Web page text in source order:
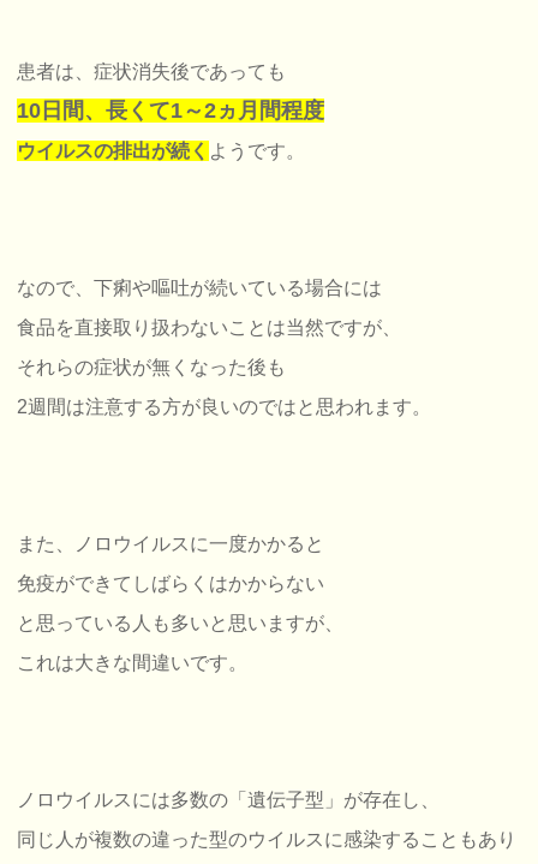
患者は、症状消失後であっても
10日間、長くて1～2ヵ月間程度
ウイルスの排出が続く ようです。
なので、下痢や嘔吐が続いている場合には
食品を直接取り扱わないことは当然ですが、
それらの症状が無くなった後も
2週間は注意する方が良いのではと思われます。
また、ノロウイルスに一度かかると
免疫ができてしばらくはかからない
と思っている人も多いと思いますが、
これは大きな間違いです。
ノロウイルスには多数の「遺伝子型」が存在し、
同じ人が複数の違った型のウイルスに感染することもあり